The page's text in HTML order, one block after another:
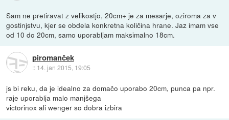
Sam ne pretiravat z velikostjo, 20cm+ je za mesarje, oziroma za v
gostinjstvu, kjer se obdela konkretna količina hrane. Jaz imam vse
od 10 do 20cm, samo uporabljam maksimalno 18cm.
piromanček
:: 14. jan 2015, 19:05
js bi reku, da je idealno za domačo uporabo 20cm, punca pa npr.
raje uporablja malo manjšega
victorinox ali wenger so dobra izbira